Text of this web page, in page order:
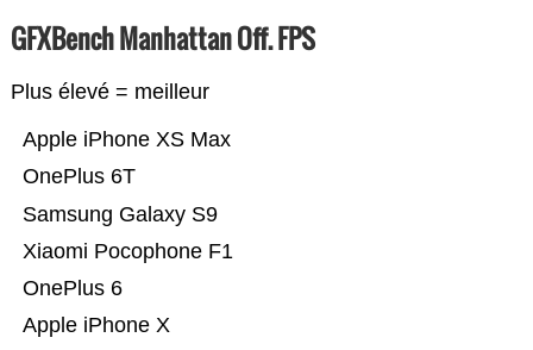
GFXBench Manhattan Off. FPS
Plus élevé = meilleur
Apple iPhone X
OnePlus 6
Xiaomi Pocophone F1
Samsung Galaxy S9
OnePlus 6T
Apple iPhone XS Max